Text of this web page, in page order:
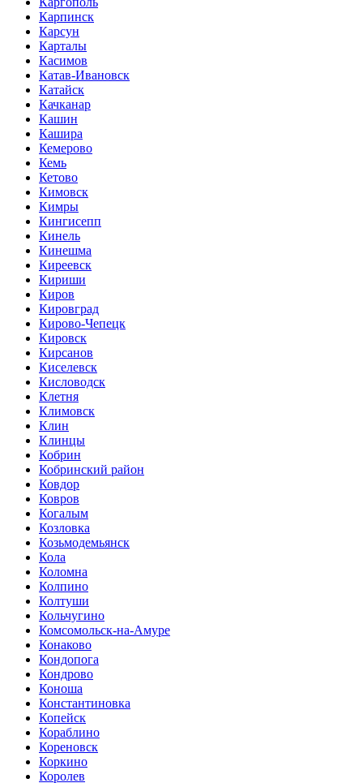
Карпинск
Карсун
Карталы
Касимов
Катав-Ивановск
Катайск
Качканар
Кашин
Кашира
Кемерово
Кемь
Кетово
Кимовск
Кимры
Кингисепп
Кинель
Кинешма
Киреевск
Кириши
Киров
Кировград
Кирово-Чепецк
Кировск
Кирсанов
Киселевск
Кисловодск
Клетня
Климовск
Клин
Клинцы
Кобрин
Кобринский район
Ковдор
Ковров
Когалым
Козловка
Козьмодемьянск
Кола
Коломна
Колпино
Колтуши
Кольчугино
Комсомольск-на-Амуре
Конаково
Кондопога
Кондрово
Коноша
Константиновка
Копейск
Кораблино
Кореновск
Коркино
Королев